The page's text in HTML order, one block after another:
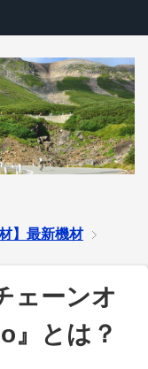
材】最新機材
ェーンオ
』とは？